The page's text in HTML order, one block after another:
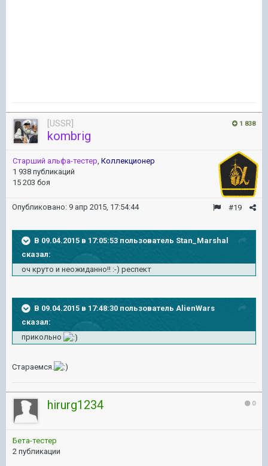
1 838
[USSR]
kombrig
Старший альфа-тестер, Коллекционер
1 938 публикаций
15 203 боя
#19
Опубликовано: 9 апр 2015, 17:54:44
В 09.04.2015 в 17:05:53 пользователь Stan_Marshal
сказал:
оч круто и неожиданно!! :-) респект
В 09.04.2015 в 17:48:30 пользователь AlienWars
сказал:
прикольно
Стараемся.
0
hirurg1234
Бета-тестер
2 публикации